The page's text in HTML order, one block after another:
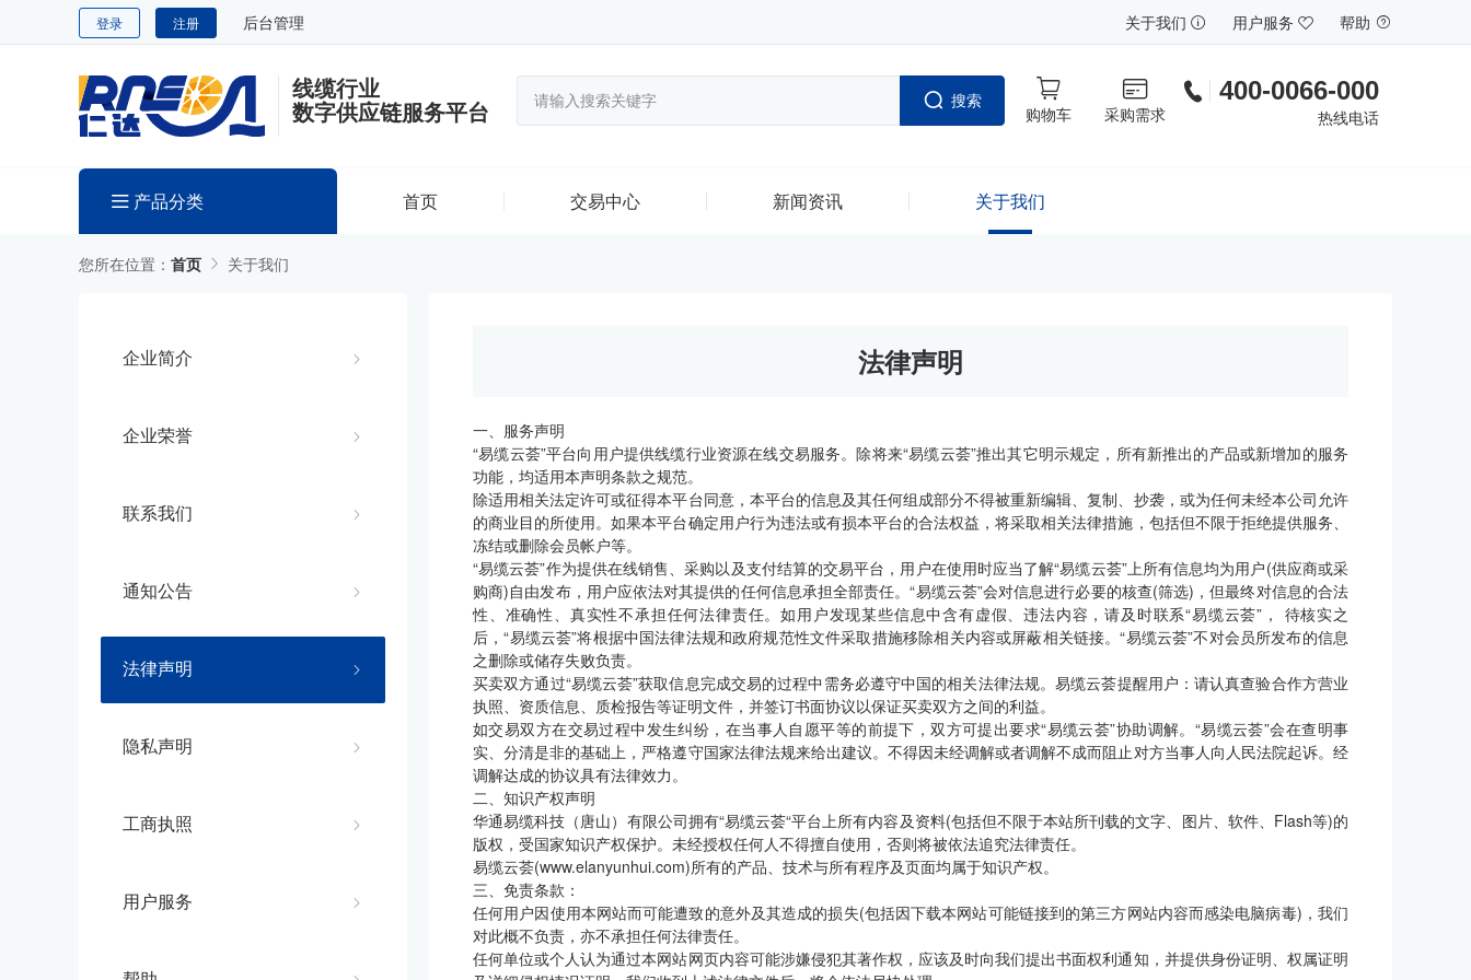
登录 注册 后台管理 关于我们 用户服务 帮助
线缆行业
数字供应链服务平台 搜索
购物车 采购需求
400-0066-000
热线电话
产品分类 首页 交易中心 新闻资讯 关于我们
您所在位置： 首页 关于我们
企业简介
企业荣誉
联系我们
通知公告
法律声明
隐私声明
工商执照
用户服务
法律声明
一、服务声明
“易缆云荟”平台向用户提供线缆行业资源在线交易服务。除将来“易缆云荟”推出其它明示规定，所有新推出的产品或新增加的服务
功能，均适用本声明条款之规范。
除适用相关法定许可或征得本平台同意，本平台的信息及其任何组成部分不得被重新编辑、复制、抄袭，或为任何未经本公司允许
的商业目的所使用。如果本平台确定用户行为违法或有损本平台的合法权益，将采取相关法律措施，包括但不限于拒绝提供服务、
冻结或删除会员帐户等。
“易缆云荟”作为提供在线销售、采购以及支付结算的交易平台，用户在使用时应当了解“易缆云荟”上所有信息均为用户(供应商或采
购商)自由发布，用户应依法对其提供的任何信息承担全部责任。“易缆云荟”会对信息进行必要的核查(筛选)，但最终对信息的合法
性、准确性、真实性不承担任何法律责任。如用户发现某些信息中含有虚假、违法内容，请及时联系“易缆云荟”， 待核实之
后，“易缆云荟”将根据中国法律法规和政府规范性文件采取措施移除相关内容或屏蔽相关链接。“易缆云荟”不对会员所发布的信息
之删除或储存失败负责。
买卖双方通过“易缆云荟”获取信息完成交易的过程中需务必遵守中国的相关法律法规。易缆云荟提醒用户：请认真查验合作方营业
执照、资质信息、质检报告等证明文件，并签订书面协议以保证买卖双方之间的利益。
如交易双方在交易过程中发生纠纷，在当事人自愿平等的前提下，双方可提出要求“易缆云荟”协助调解。“易缆云荟”会在查明事
实、分清是非的基础上，严格遵守国家法律法规来给出建议。不得因未经调解或者调解不成而阻止对方当事人向人民法院起诉。经
调解达成的协议具有法律效力。
二、知识产权声明
华通易缆科技（唐山）有限公司拥有“易缆云荟“平台上所有内容及资料(包括但不限于本站所刊载的文字、图片、软件、Flash等)的
版权，受国家知识产权保护。未经授权任何人不得擅自使用，否则将被依法追究法律责任。
易缆云荟(www.elanyunhui.com)所有的产品、技术与所有程序及页面均属于知识产权。
三、免责条款：
任何用户因使用本网站而可能遭致的意外及其造成的损失(包括因下载本网站可能链接到的第三方网站内容而感染电脑病毒)，我们
对此概不负责，亦不承担任何法律责任。
任何单位或个人认为通过本网站网页内容可能涉嫌侵犯其著作权，应该及时向我们提出书面权利通知，并提供身份证明、权属证明